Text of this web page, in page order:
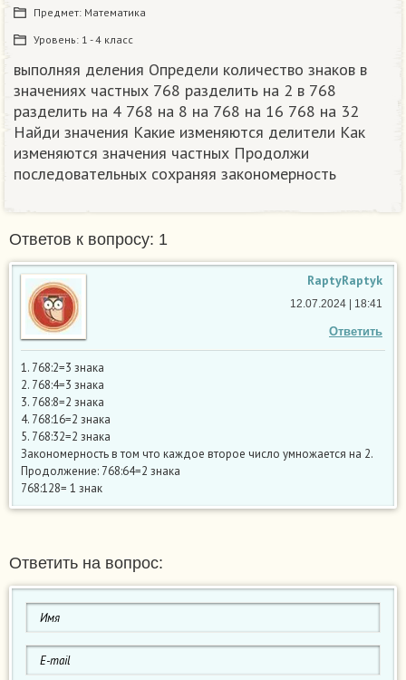
Предмет: Математика
Уровень: 1 - 4 класс
выполняя деления Определи количество знаков в
значениях частных 768 разделить на 2 в 768
разделить на 4 768 на 8 на 768 на 16 768 на 32
Найди значения Какие изменяются делители Как
изменяются значения частных Продолжи
последовательных сохраняя закономерность
Ответов к вопросу: 1
RaptyRaptyk
Ответить
12.07.2024 | 18:41
1. 768:2=3 знака
2. 768:4=3 знака
3. 768:8=2 знака
4. 768:16=2 знака
5. 768:32=2 знака
Закономерность в том что каждое второе число умножается на 2.
Продолжение: 768:64=2 знака
768:128= 1 знак
Ответить на вопрос: